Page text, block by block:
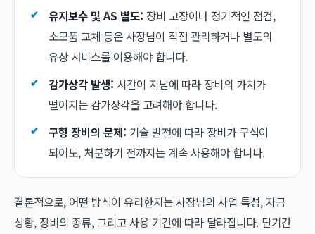
유지보수 및 AS 별도: 장비 고장이나 정기적인 점검,
소모품 교체 등은 사장님이 직접 관리하거나 별도의
유상 서비스를 이용해야 합니다.
감가상각 발생: 시간이 지남에 따라 장비의 가치가
떨어지는 감가상각을 고려해야 합니다.
구형 장비의 문제: 기술 발전에 따라 장비가 구식이
되어도, 처분하기 전까지는 계속 사용해야 합니다.
결론적으로, 어떤 방식이 유리한지는 사장님의 사업 특성, 자금
상황, 장비의 종류, 그리고 사용 기간에 따라 달라집니다. 단기간